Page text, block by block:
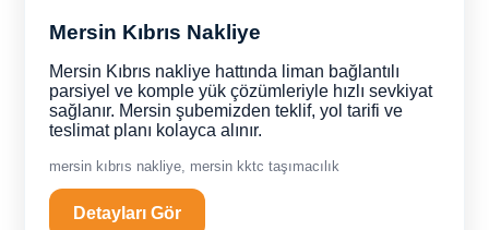
Mersin Kıbrıs Nakliye
Mersin Kıbrıs nakliye hattında liman bağlantılı
parsiyel ve komple yük çözümleriyle hızlı sevkiyat
sağlanır. Mersin şubemizden teklif, yol tarifi ve
teslimat planı kolayca alınır.
mersin kıbrıs nakliye, mersin kktc taşımacılık
Detayları Gör